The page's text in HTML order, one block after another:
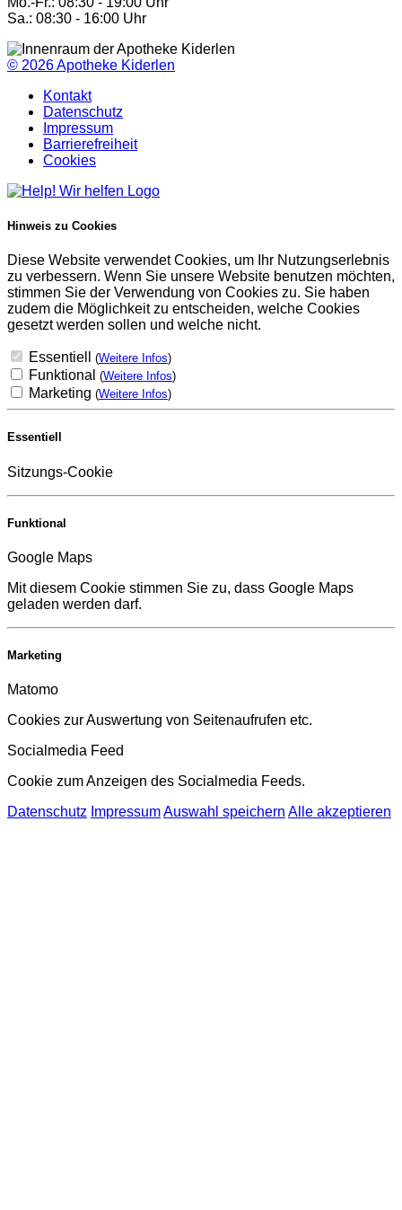
Sa.: 08:30 - 16:00 Uhr
© 2026Apotheke Kiderlen
Kontakt
Datenschutz
Impressum
Barrierefreiheit
Cookies
Hinweis zu Cookies
Diese Website verwendet Cookies, um Ihr Nutzungserlebnis
zu verbessern. Wenn Sie unsere Website benutzen möchten,
stimmen Sie der Verwendung von Cookies zu. Sie haben
zudem die Möglichkeit zu entscheiden, welche Cookies
gesetzt werden sollen und welche nicht.
Essentiell (Weitere Infos)
Funktional (Weitere Infos)
Marketing (Weitere Infos)
Essentiell
Sitzungs-Cookie
Funktional
Google Maps
Mit diesem Cookie stimmen Sie zu, dass Google Maps
geladen werden darf.
Marketing
Matomo
Cookies zur Auswertung von Seitenaufrufen etc.
Socialmedia Feed
Cookie zum Anzeigen des Socialmedia Feeds.
Datenschutz ImpressumAuswahl speichern Alle akzeptieren